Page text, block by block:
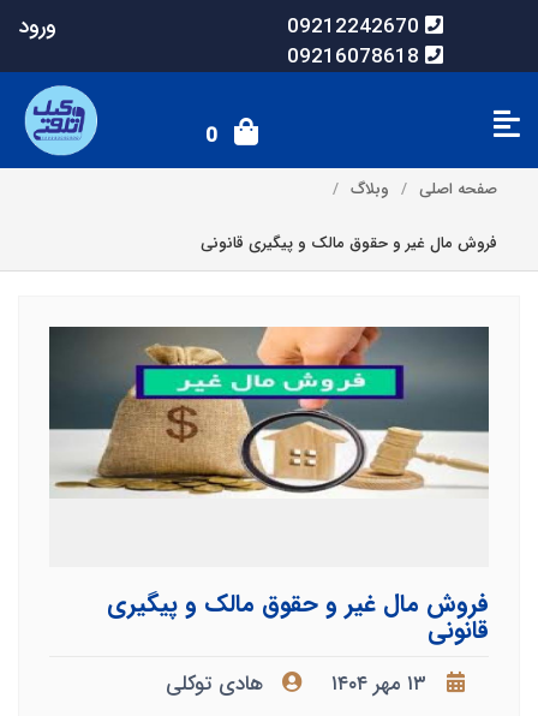
09212242670
09216078618
ورود
0
صفحه اصلی وبلاگ
فروش مال غیر و حقوق مالک و پیگیری قانونی
فروش مال غیر و حقوق مالک و پیگیری
قانونی
۱۳ مهر ۱۴۰۴
هادی توکلی